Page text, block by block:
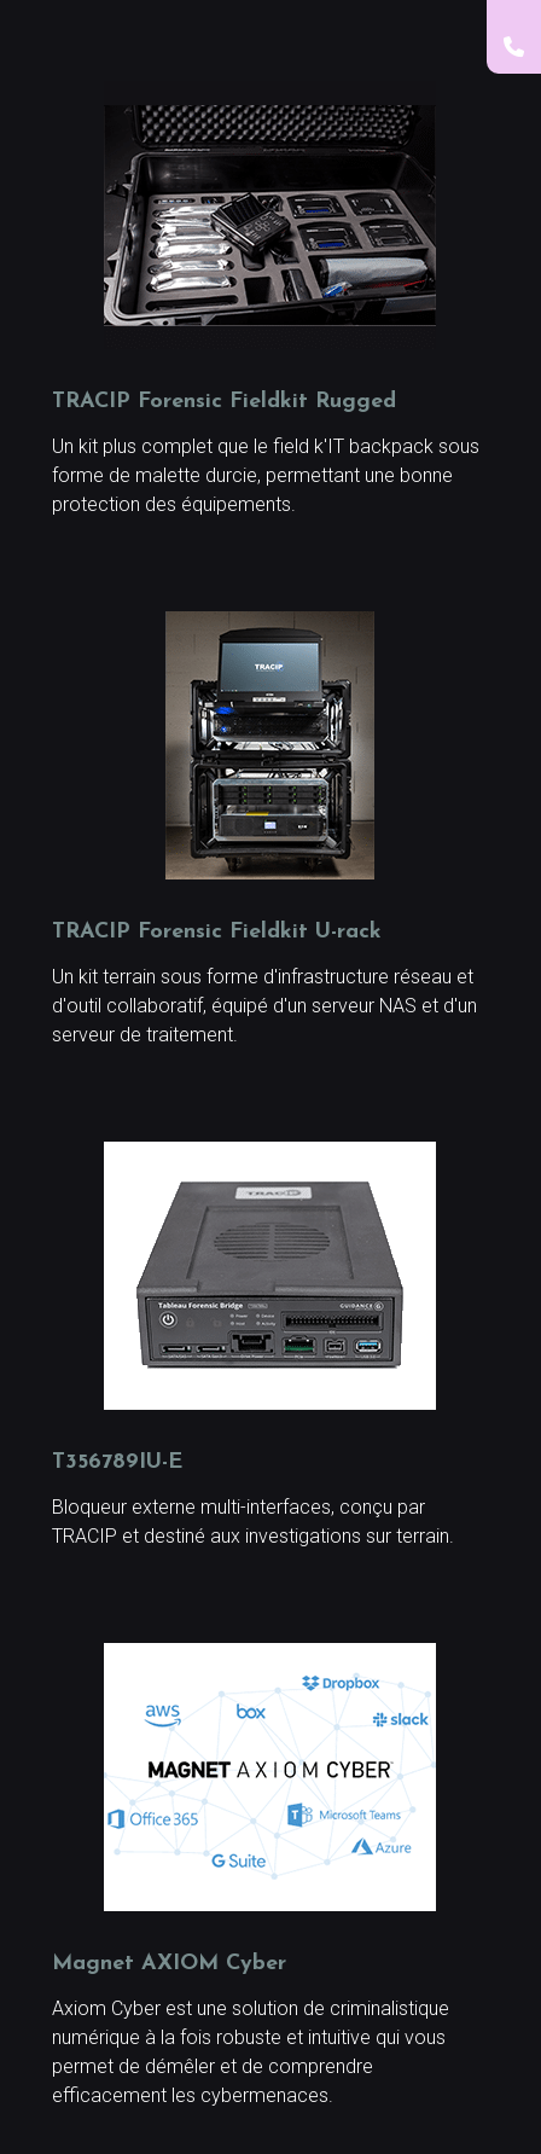
TRACIP Forensic Fieldkit Rugged
Un kit plus complet que le field k'IT backpack sous
forme de malette durcie, permettant une bonne
protection des équipements.
TRACIP Forensic Fieldkit U-rack
Un kit terrain sous forme d'infrastructure réseau et
d'outil collaboratif, équipé d'un serveur NAS et d'un
serveur de traitement.
T356789IU-E
Bloqueur externe multi-interfaces, conçu par
TRACIP et destiné aux investigations sur terrain.
Magnet AXIOM Cyber
Axiom Cyber est une solution de criminalistique
numérique à la fois robuste et intuitive qui vous
permet de démêler et de comprendre
efficacement les cybermenaces.